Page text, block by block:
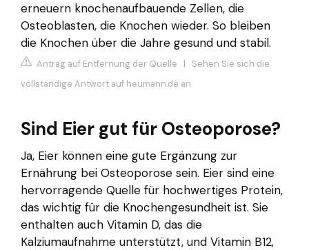
erneuern knochenaufbauende Zellen, die
Osteoblasten, die Knochen wieder. So bleiben
die Knochen über die Jahre gesund und stabil.
Antrag auf Entfernung der Quelle | Sehen Sie sich die
vollständige Antwort auf heumann.de an
Sind Eier gut für Osteoporose?
Ja, Eier können eine gute Ergänzung zur
Ernährung bei Osteoporose sein. Eier sind eine
hervorragende Quelle für hochwertiges Protein,
das wichtig für die Knochengesundheit ist. Sie
enthalten auch Vitamin D, das die
Kalziumaufnahme unterstützt, und Vitamin B12,